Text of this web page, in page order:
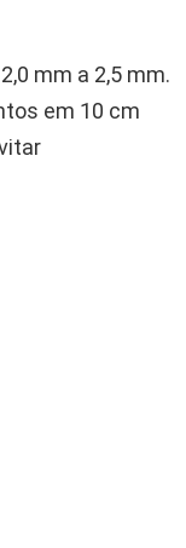
mm a 2,5 mm.
em 10 cm